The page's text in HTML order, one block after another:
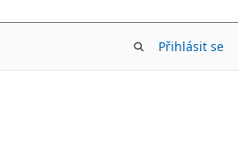
Přihlásit se